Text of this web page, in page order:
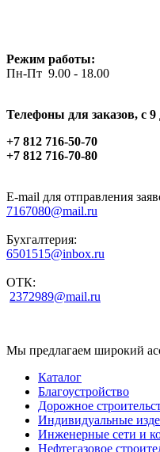
Режим работы:
Пн-Пт 9.00 - 18.00
Телефоны для заказов, c 9
+7 812 716-50-70
+7 812 716-70-80
E-mail для отправления
7167080@mail.ru
Бухгалтерия:
6501515@inbox.ru
ОТК:
2372989@mail.ru
Мы предлагаем широкий
Каталог
Благоустройство
Дорожное
Индивидуальные
Инженерные сети и
Нефтегазовое